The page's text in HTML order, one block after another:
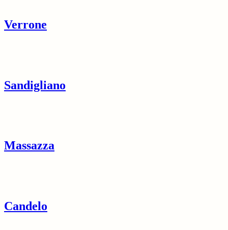
Verrone
Sandigliano
Massazza
Candelo